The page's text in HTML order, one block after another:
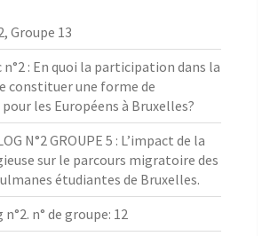
Groupe 13
: En quoi la participation dans la
constituer une forme de
les Européens à Bruxelles?
N°2 GROUPE 5 : L’impact de la
sur le parcours migratoire des
étudiantes de Bruxelles.
n° de groupe: 12